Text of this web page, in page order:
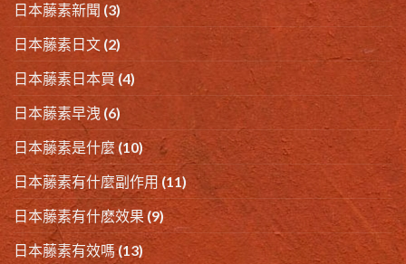
日本藤素新聞 (3)
日本藤素日文 (2)
日本藤素日本買 (4)
日本藤素早洩 (6)
日本藤素是什麼 (10)
日本藤素有什麼副作用(11)
日本藤素有什麽效果(9)
日本藤素有效嗎(13)